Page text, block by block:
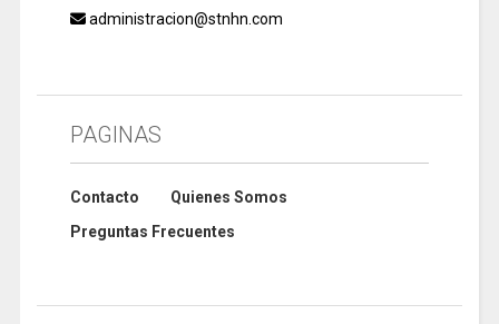
administracion@stnhn.com
PAGINAS
Contacto
Quienes Somos
Preguntas Frecuentes